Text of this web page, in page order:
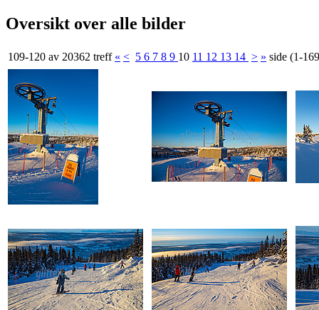
Oversikt over alle bilder
109-120 av 20362 treff « < 5 6 7 8 9 10 11 12 13 14 > » side (1-